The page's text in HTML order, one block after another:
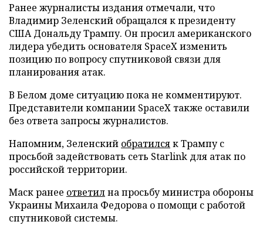
Ранее журналисты издания отмечали, что
Владимир Зеленский обращался к президенту
США Дональду Трампу. Он просил американского
лидера убедить основателя SpaceX изменить
позицию по вопросу спутниковой связи для
планирования атак.
В Белом доме ситуацию пока не комментируют.
Представители компании SpaceX также оставили
без ответа запросы журналистов.
Напомним, Зеленский обратилсяк Трампу с
просьбой задействовать сеть Starlink для атак по
российской территории.
Маск ранее ответилна просьбу министра обороны
Украины Михаила Федорова о помощи с работой
спутниковой системы.